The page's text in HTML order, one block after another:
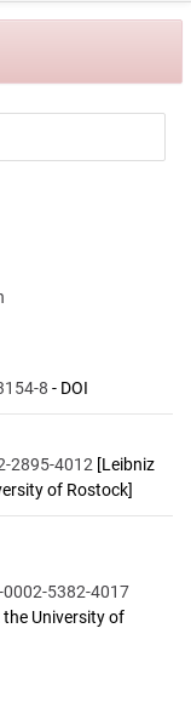
8 - DOI
2895-4012 [Leibniz
of Rostock]
5382-4017
University of